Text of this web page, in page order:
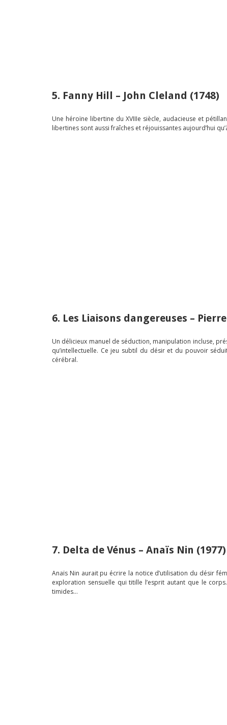
5. Fanny Hill – John Cleland (1748)
Une héroïne libertine du XVIIIe siècle, audacieuse et
libertines sont aussi fraîches et réjouissantes aujourd’hui
6. Les Liaisons dangereuses –
Un délicieux manuel de séduction, manipulation incluse,
qu’intellectuelle. Ce jeu subtil du désir et du pouvoir
cérébral.
7. Delta de Vénus – Anaïs Nin (1977)
Anaïs Nin aurait pu écrire la notice d’utilisation du désir
exploration sensuelle qui titille l’esprit autant que le
timides…